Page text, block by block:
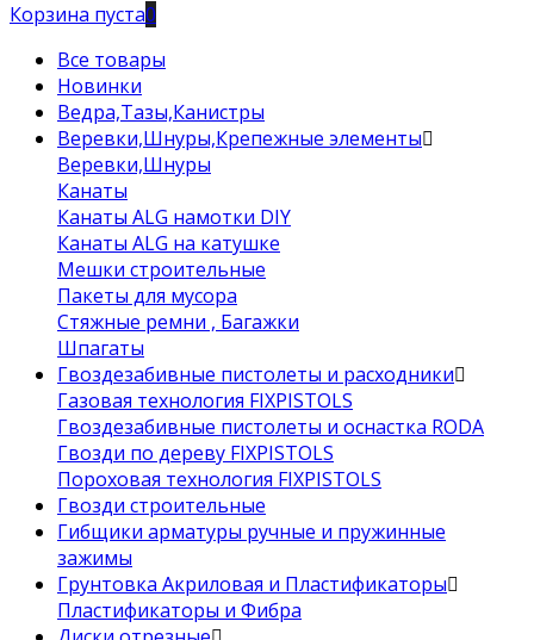
Корзина пуста0
Все товары
Новинки
Ведра,Тазы,Канистры
Веревки,Шнуры,Крепежные элементы
Веревки,Шнуры
Канаты
Канаты ALG намотки DIY
Канаты ALG на катушке
Мешки строительные
Пакеты для мусора
Стяжные ремни , Багажки
Шпагаты
Гвоздезабивные пистолеты и расходники
Газовая технология FIXPISTOLS
Гвоздезабивные пистолеты и оснастка RODA
Гвозди по дереву FIXPISTOLS
Пороховая технология FIXPISTOLS
Гвозди строительные
Гибщики арматуры ручные и пружинные
зажимы
Грунтовка Акриловая и Пластификаторы
Пластификаторы и Фибра